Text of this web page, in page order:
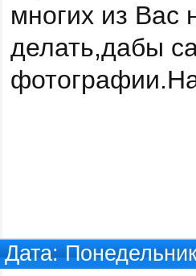
многих из Вас
делать,дабы
Дата: